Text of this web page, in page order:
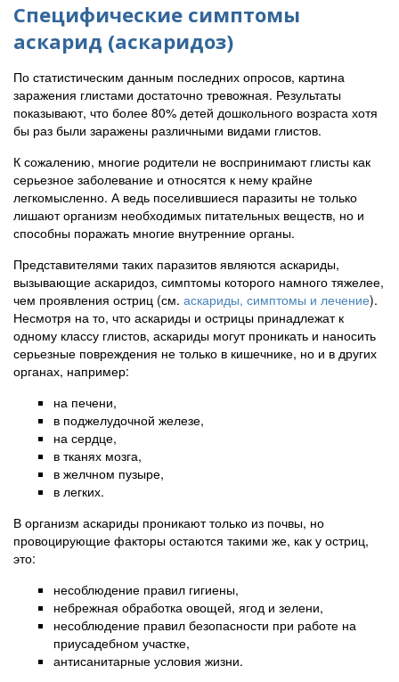
Специфические симптомы
аскарид (аскаридоз)
По статистическим данным последних опросов, картина
заражения глистами достаточно тревожная. Результаты
показывают, что более 80% детей дошкольного возраста хотя
бы раз были заражены различными видами глистов.
К сожалению, многие родители не воспринимают глисты как
серьезное заболевание и относятся к нему крайне
легкомысленно. А ведь поселившиеся паразиты не только
лишают организм необходимых питательных веществ, но и
способны поражать многие внутренние органы.
Представителями таких паразитов являются аскариды,
вызывающие аскаридоз, симптомы которого намного тяжелее,
чем проявления остриц (см. аскариды, симптомы и лечение).
Несмотря на то, что аскариды и острицы принадлежат к
одному классу глистов, аскариды могут проникать и наносить
серьезные повреждения не только в кишечнике, но и в других
органах, например:
на печени,
в поджелудочной железе,
на сердце,
в тканях мозга,
в желчном пузыре,
в легких.
В организм аскариды проникают только из почвы, но
провоцирующие факторы остаются такими же, как у остриц,
это:
несоблюдение правил гигиены,
небрежная обработка овощей, ягод и зелени,
несоблюдение правил безопасности при работе на
приусадебном участке,
антисанитарные условия жизни.